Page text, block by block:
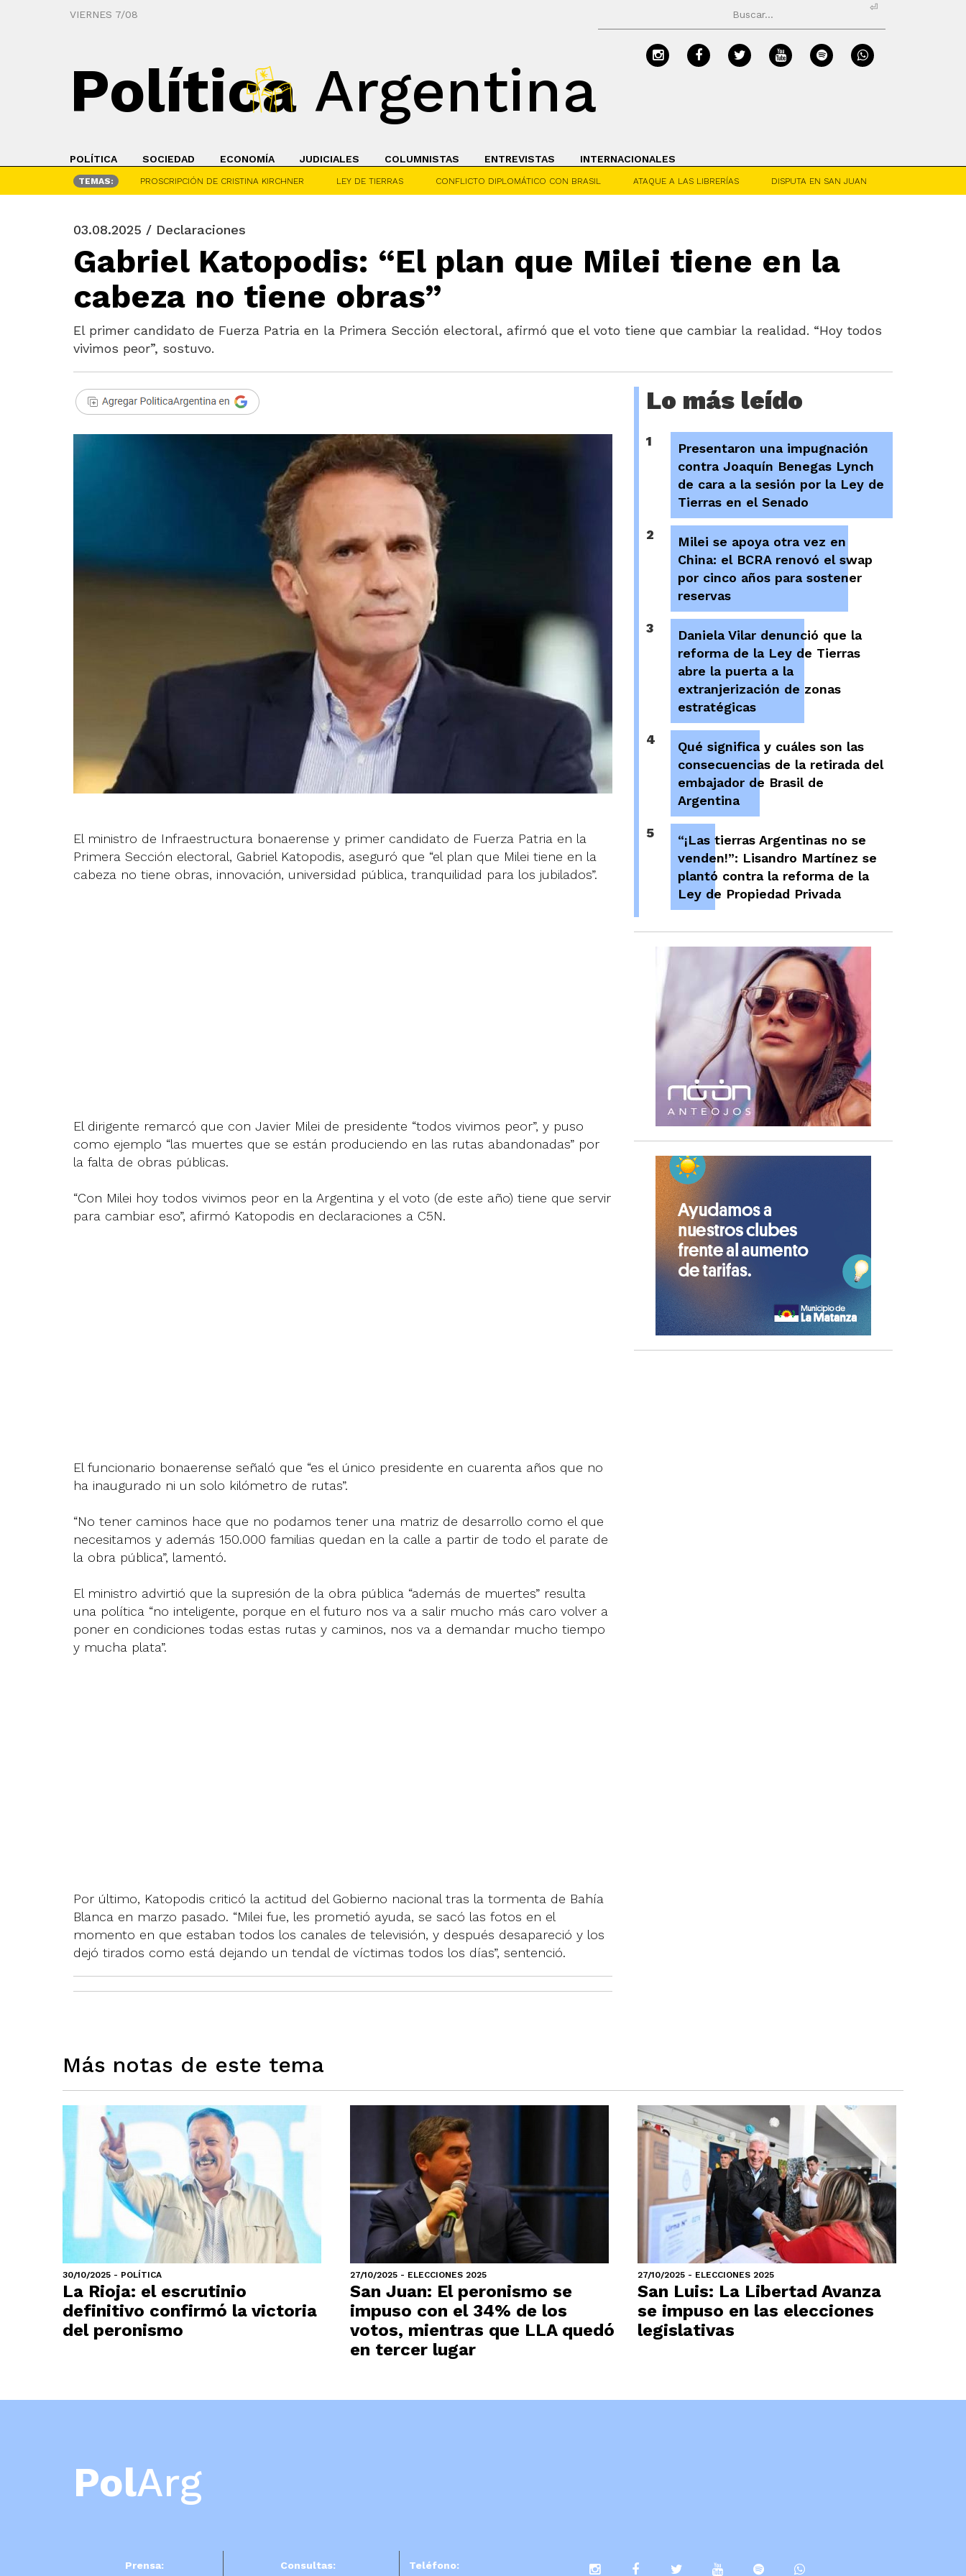
VIERNES 7/08
⏎
Política Argentina
POLÍTICA SOCIEDAD ECONOMÍA JUDICIALES COLUMNISTAS ENTREVISTAS INTERNACIONALES
TEMAS: PROSCRIPCIÓN DE CRISTINA KIRCHNER LEY DE TIERRAS CONFLICTO DIPLOMÁTICO CON BRASIL ATAQUE A LAS LIBRERÍAS DISPUTA EN SAN JUAN
03.08.2025 / Declaraciones
Gabriel Katopodis: “El plan que Milei tiene en la
cabeza no tiene obras”
El primer candidato de Fuerza Patria en la Primera Sección electoral, afirmó que el voto tiene que cambiar la realidad. “Hoy todos
vivimos peor”, sostuvo.
El ministro de Infraestructura bonaerense y primer candidato de Fuerza Patria en la
Primera Sección electoral, Gabriel Katopodis, aseguró que “el plan que Milei tiene en la
cabeza no tiene obras, innovación, universidad pública, tranquilidad para los jubilados”.
El dirigente remarcó que con Javier Milei de presidente “todos vivimos peor”, y puso
como ejemplo “las muertes que se están produciendo en las rutas abandonadas” por
la falta de obras públicas.
“Con Milei hoy todos vivimos peor en la Argentina y el voto (de este año) tiene que servir
para cambiar eso”, afirmó Katopodis en declaraciones a C5N.
El funcionario bonaerense señaló que “es el único presidente en cuarenta años que no
ha inaugurado ni un solo kilómetro de rutas”.
“No tener caminos hace que no podamos tener una matriz de desarrollo como el que
necesitamos y además 150.000 familias quedan en la calle a partir de todo el parate de
la obra pública”, lamentó.
El ministro advirtió que la supresión de la obra pública “además de muertes” resulta
una política “no inteligente, porque en el futuro nos va a salir mucho más caro volver a
poner en condiciones todas estas rutas y caminos, nos va a demandar mucho tiempo
y mucha plata”.
Por último, Katopodis criticó la actitud del Gobierno nacional tras la tormenta de Bahía
Blanca en marzo pasado. “Milei fue, les prometió ayuda, se sacó las fotos en el
momento en que estaban todos los canales de televisión, y después desapareció y los
dejó tirados como está dejando un tendal de víctimas todos los días”, sentenció.
Lo más leído
1
Presentaron una impugnación
contra Joaquín Benegas Lynch
de cara a la sesión por la Ley de
Tierras en el Senado
2
Milei se apoya otra vez en
China: el BCRA renovó el swap
por cinco años para sostener
reservas
3
Daniela Vilar denunció que la
reforma de la Ley de Tierras
abre la puerta a la
extranjerización de zonas
estratégicas
4
Qué significa y cuáles son las
consecuencias de la retirada del
embajador de Brasil de
Argentina
5
“¡Las tierras Argentinas no se
venden!”: Lisandro Martínez se
plantó contra la reforma de la
Ley de Propiedad Privada
Más notas de este tema
30/10/2025 - POLÍTICA
La Rioja: el escrutinio
definitivo confirmó la victoria
del peronismo
27/10/2025 - ELECCIONES 2025
San Juan: El peronismo se
impuso con el 34% de los
votos, mientras que LLA quedó
en tercer lugar
27/10/2025 - ELECCIONES 2025
San Luis: La Libertad Avanza
se impuso en las elecciones
legislativas
PolArg
Prensa:
Consultas:
Teléfono: